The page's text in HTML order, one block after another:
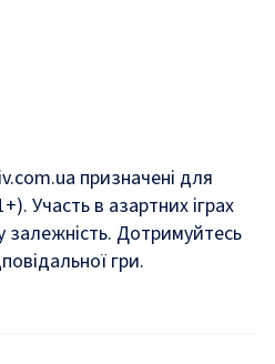
призначені для
Участь в азартних іграх
залежність. Дотримуйтесь
гри.